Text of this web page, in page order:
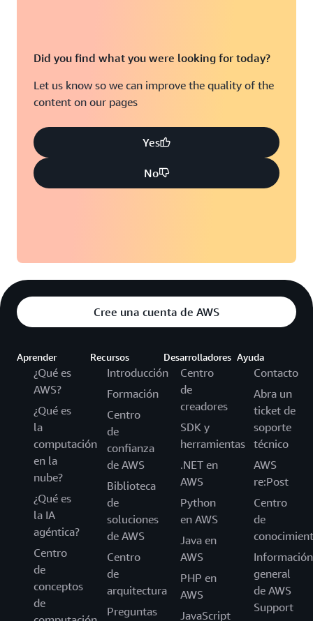
Did you find what you were looking for today?
Let us know so we can improve the quality of the
content on our pages
Yes
No
Cree una cuenta de AWS
Aprender
¿Qué es
AWS?
¿Qué es
la
computación
en la
nube?
¿Qué es
la IA
agéntica?
Centro
de
conceptos
de
Recursos
Introducción
Formación
Centro
de
confianza
de AWS
Biblioteca
de
soluciones
de AWS
Centro
de
arquitectura
Preguntas
Desarrolladores
Centro
de
creadores
SDK y
herramientas
.NET en
AWS
Python
en AWS
Java en
AWS
PHP en
AWS
JavaScript
Ayuda
Contacto
Abra un
ticket de
soporte
técnico
AWS
re:Post
Centro
de
Información
general
de AWS
Support